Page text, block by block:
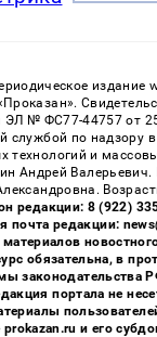
издание
ЭЛ № ФС77-44757 от
службой по надзору в
технологий и
Андрей Валерьевич.
редакции: 8 (922)
почта редакции:
обязательна, в
законодательства
портала не
prokazan.ru и его